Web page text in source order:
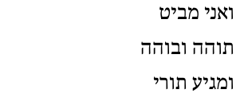
ואני מביט
תוהה ובוהה
ומגיע תורי